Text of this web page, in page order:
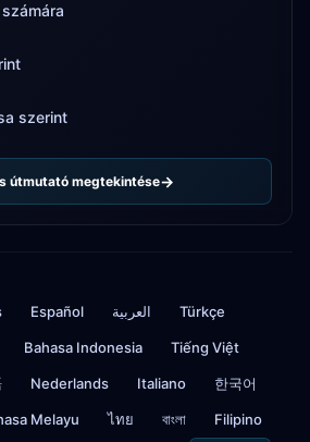
szerint
útmutató megtekintése
Español العربية Türkçe
Bahasa Indonesia Tiếng Việt
Nederlands Italiano 한국어
Melayu ไทย বাংলা Filipino